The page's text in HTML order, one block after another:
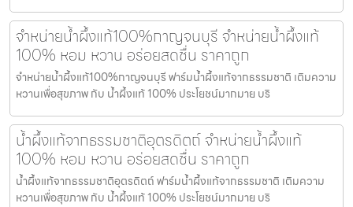
จำหน่ายน้ำผึ้งแท้100%กาญจนบุรี จำหน่ายน้ำผึ้งแท้
100% หอม หวาน อร่อยสดชื่น ราคาถูก
จำหน่ายน้ำผึ้งแท้100%กาญจนบุรี ฟาร์มน้ำผึ้งแท้จากธรรมชาติ เติมความ
หวานเพื่อสุขภาพ กับ น้ำผึ้งแท้ 100% ประโยชน์มากมาย บริ
น้ำผึ้งแท้จากธรรมชาติอุตรดิตถ์ จำหน่ายน้ำผึ้งแท้
100% หอม หวาน อร่อยสดชื่น ราคาถูก
น้ำผึ้งแท้จากธรรมชาติอุตรดิตถ์ ฟาร์มน้ำผึ้งแท้จากธรรมชาติ เติมความ
หวานเพื่อสุขภาพ กับ น้ำผึ้งแท้ 100% ประโยชน์มากมาย บริ